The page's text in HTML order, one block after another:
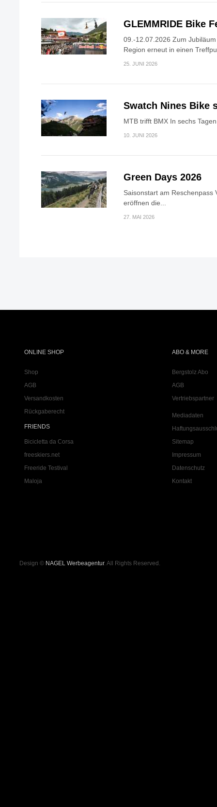
GLEMMRIDE Bike
09.-12.07.2026 Zum
Region erneut in einen
25. JUNI 2026
Swatch Nines Bike
MTB trifft BMX In sechs
10. JUNI 2026
Green Days 2026
Saisonstart am Reschenpass
eröffnen die...
27. MAI 2026
ONLINE SHOP
Shop
AGB
Versandkosten
Rückgaberecht
FRIENDS
Bicicletta da Corsa
freeskiers.net
Freeride Testival
Maloja
ABO & MORE
Bergstolz Abo
AGB
Vertriebspartner
Mediadaten
Sitemap
Impressum
Datenschutz
Kontakt
Design © NAGEL Werbeagentur. All Rights Reserved.